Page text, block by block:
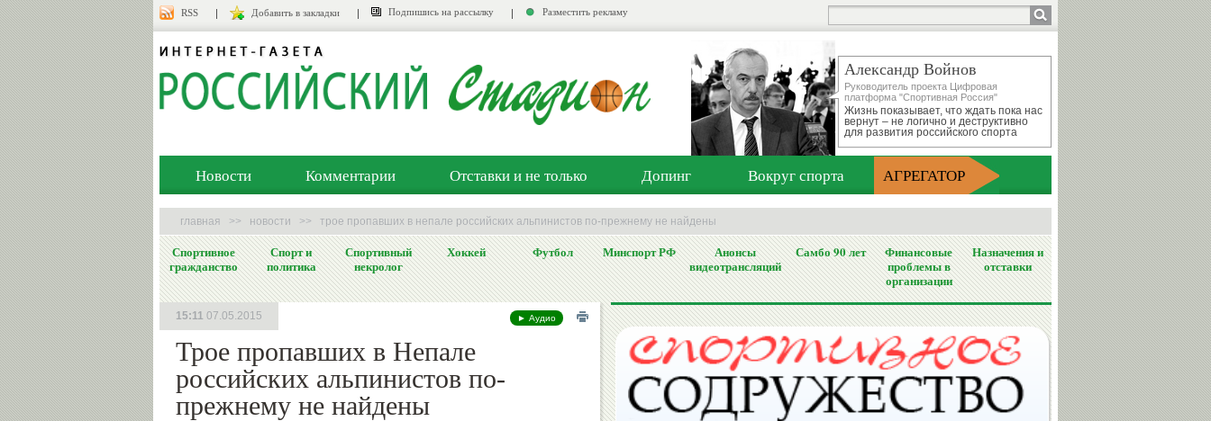
RSS Добавить в закладки Подпишись на рассылку Разместить рекламу
Александр Войнов
Руководитель проекта Цифровая
платформа "Спортивная Россия"
Жизнь показывает, что ждать пока нас
вернут – не логично и деструктивно
для развития российского спорта
Новости Комментарии Отставки и не только Допинг Вокруг спорта АГРЕГАТОР
главная >> новости >> трое пропавших в непале российских альпинистов по-прежнему не найдены
Спортивное
гражданство
Спорт и
политика
Спортивный
некролог
Хоккей Футбол Минспорт РФ
Анонсы
видеотрансляций
Самбо 90 лет
Финансовые
проблемы в
организации
Назначения и
отставки
► Аудио
Трое пропавших в Непале
российских альпинистов по-
прежнему не найдены
15:11 07.05.2015